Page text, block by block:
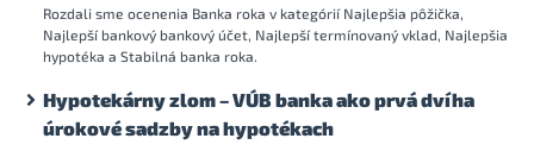
Rozdali sme ocenenia Banka roka v kategórií Najlepšia pôžička,
Najlepší bankový bankový účet, Najlepší termínovaný vklad, Najlepšia
hypotéka a Stabilná banka roka.
Hypotekárny zlom – VÚB banka ako prvá dvíha
úrokové sadzby na hypotékach